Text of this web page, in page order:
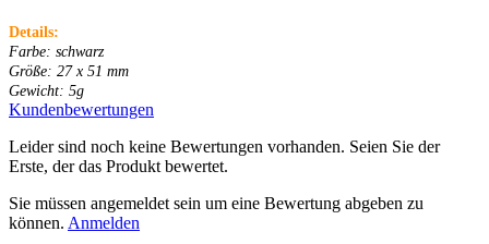
Details:
Farbe: schwarz
Größe: 27 x 51 mm
Gewicht: 5g
Kundenbewertungen
Leider sind noch keine Bewertungen vorhanden. Seien Sie der
Erste, der das Produkt bewertet.
Sie müssen angemeldet sein um eine Bewertung abgeben zu
können. Anmelden